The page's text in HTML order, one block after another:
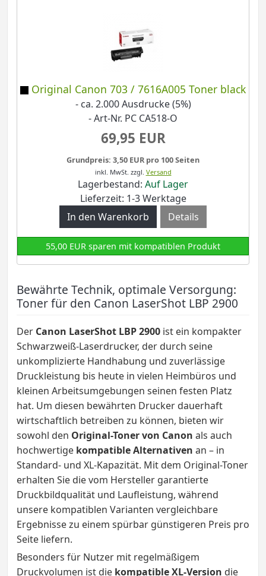
Original Canon 703 / 7616A005 Toner black
- ca. 2.000 Ausdrucke (5%)
- Art-Nr. PC CA518-O
69,95 EUR
Grundpreis: 3,50 EUR pro 100 Seiten
inkl. MwSt. zzgl. Versand
Lagerbestand: Auf Lager
Lieferzeit: 1-3 Werktage
Details
55,00 EUR sparen mit kompatiblen Produkt
Bewährte Technik, optimale Versorgung:
Toner für den Canon LaserShot LBP 2900
Der Canon LaserShot LBP 2900 ist ein kompakter
Schwarzweiß-Laserdrucker, der durch seine
unkomplizierte Handhabung und zuverlässige
Druckleistung bis heute in vielen Heimbüros und
kleinen Arbeitsumgebungen seinen festen Platz
hat. Um diesen bewährten Drucker dauerhaft
wirtschaftlich betreiben zu können, bieten wir
sowohl den Original-Toner von Canon als auch
hochwertige kompatible Alternativen an – in
Standard- und XL-Kapazität. Mit dem Original-Toner
erhalten Sie die vom Hersteller garantierte
Druckbildqualität und Laufleistung, während
unsere kompatiblen Varianten vergleichbare
Ergebnisse zu einem spürbar günstigeren Preis pro
Seite liefern.
Besonders für Nutzer mit regelmäßigem
Druckvolumen ist die kompatible XL-Version die